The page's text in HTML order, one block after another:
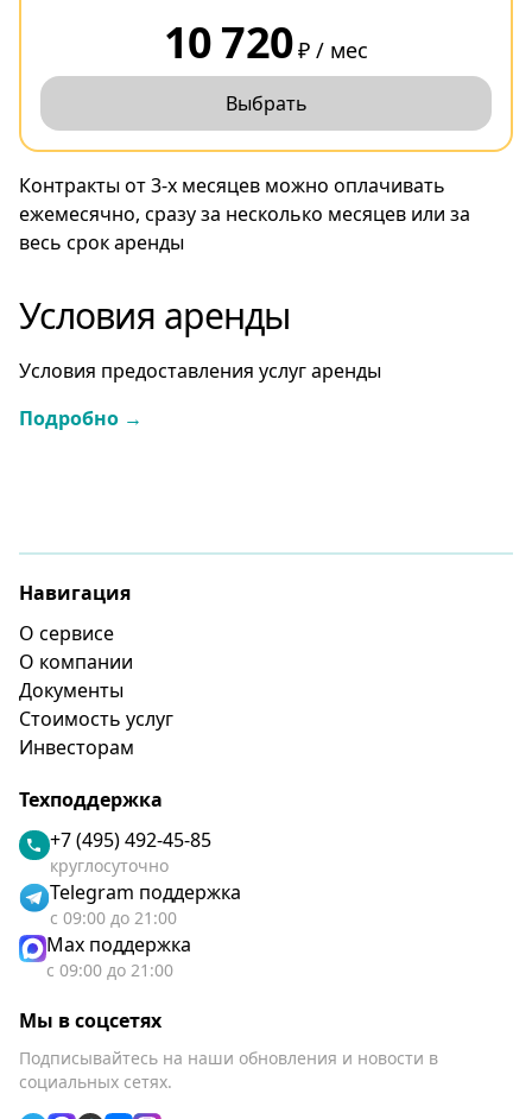
10 720₽ / мес
Выбрать
Контракты от 3-х месяцев можно оплачивать
ежемесячно, сразу за несколько месяцев или за
весь срок аренды
Условия аренды
Условия предоставления услуг аренды
Подробно →
Навигация
О сервисе
О компании
Документы
Стоимость услуг
Инвесторам
Техподдержка
+7 (495) 492-45-85
круглосуточно
Telegram поддержка
с 09:00 до 21:00
Max поддержка
с 09:00 до 21:00
Мы в соцсетях
Подписывайтесь на наши обновления и новости в
социальных сетях.